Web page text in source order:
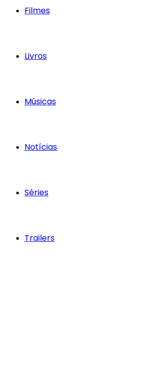
Filmes
Livros
Músicas
Notícias
Séries
Trailers